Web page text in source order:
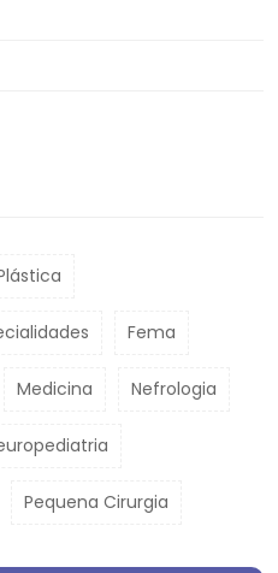
Fema
Medicina Nefrologia
Pequena Cirurgia